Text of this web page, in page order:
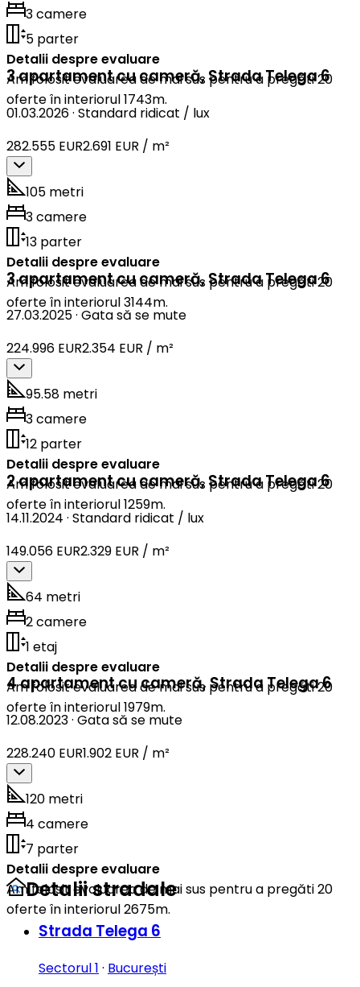
3 camere
5 parter
Detalii despre evaluare
Am folosit evaluarea de mai sus pentru a pregăti 20
oferte în interiorul 1743m.
3 apartament cu cameră,Strada Telega 6
01.03.2026· Standard ridicat / lux
282.555 EUR2.691 EUR / m²
105 metri
3 camere
13 parter
Detalii despre evaluare
Am folosit evaluarea de mai sus pentru a pregăti 20
oferte în interiorul 3144m.
3 apartament cu cameră,Strada Telega 6
27.03.2025· Gata să se mute
224.996 EUR2.354 EUR / m²
95.58 metri
3 camere
12 parter
Detalii despre evaluare
Am folosit evaluarea de mai sus pentru a pregăti 20
oferte în interiorul 1259m.
2 apartament cu cameră,Strada Telega 6
14.11.2024 · Standard ridicat / lux
149.056 EUR2.329 EUR / m²
64 metri
2 camere
1 etaj
Detalii despre evaluare
Am folosit evaluarea de mai sus pentru a pregăti 20
oferte în interiorul 1979m.
4 apartament cu cameră,Strada Telega 6
12.08.2023· Gata să se mute
228.240 EUR1.902 EUR / m²
120 metri
4 camere
7 parter
Detalii despre evaluare
Am folosit evaluarea de mai sus pentru a pregăti 20
oferte în interiorul 2675m.
Detalii stradale
Strada Telega 6
Sectorul 1 · București